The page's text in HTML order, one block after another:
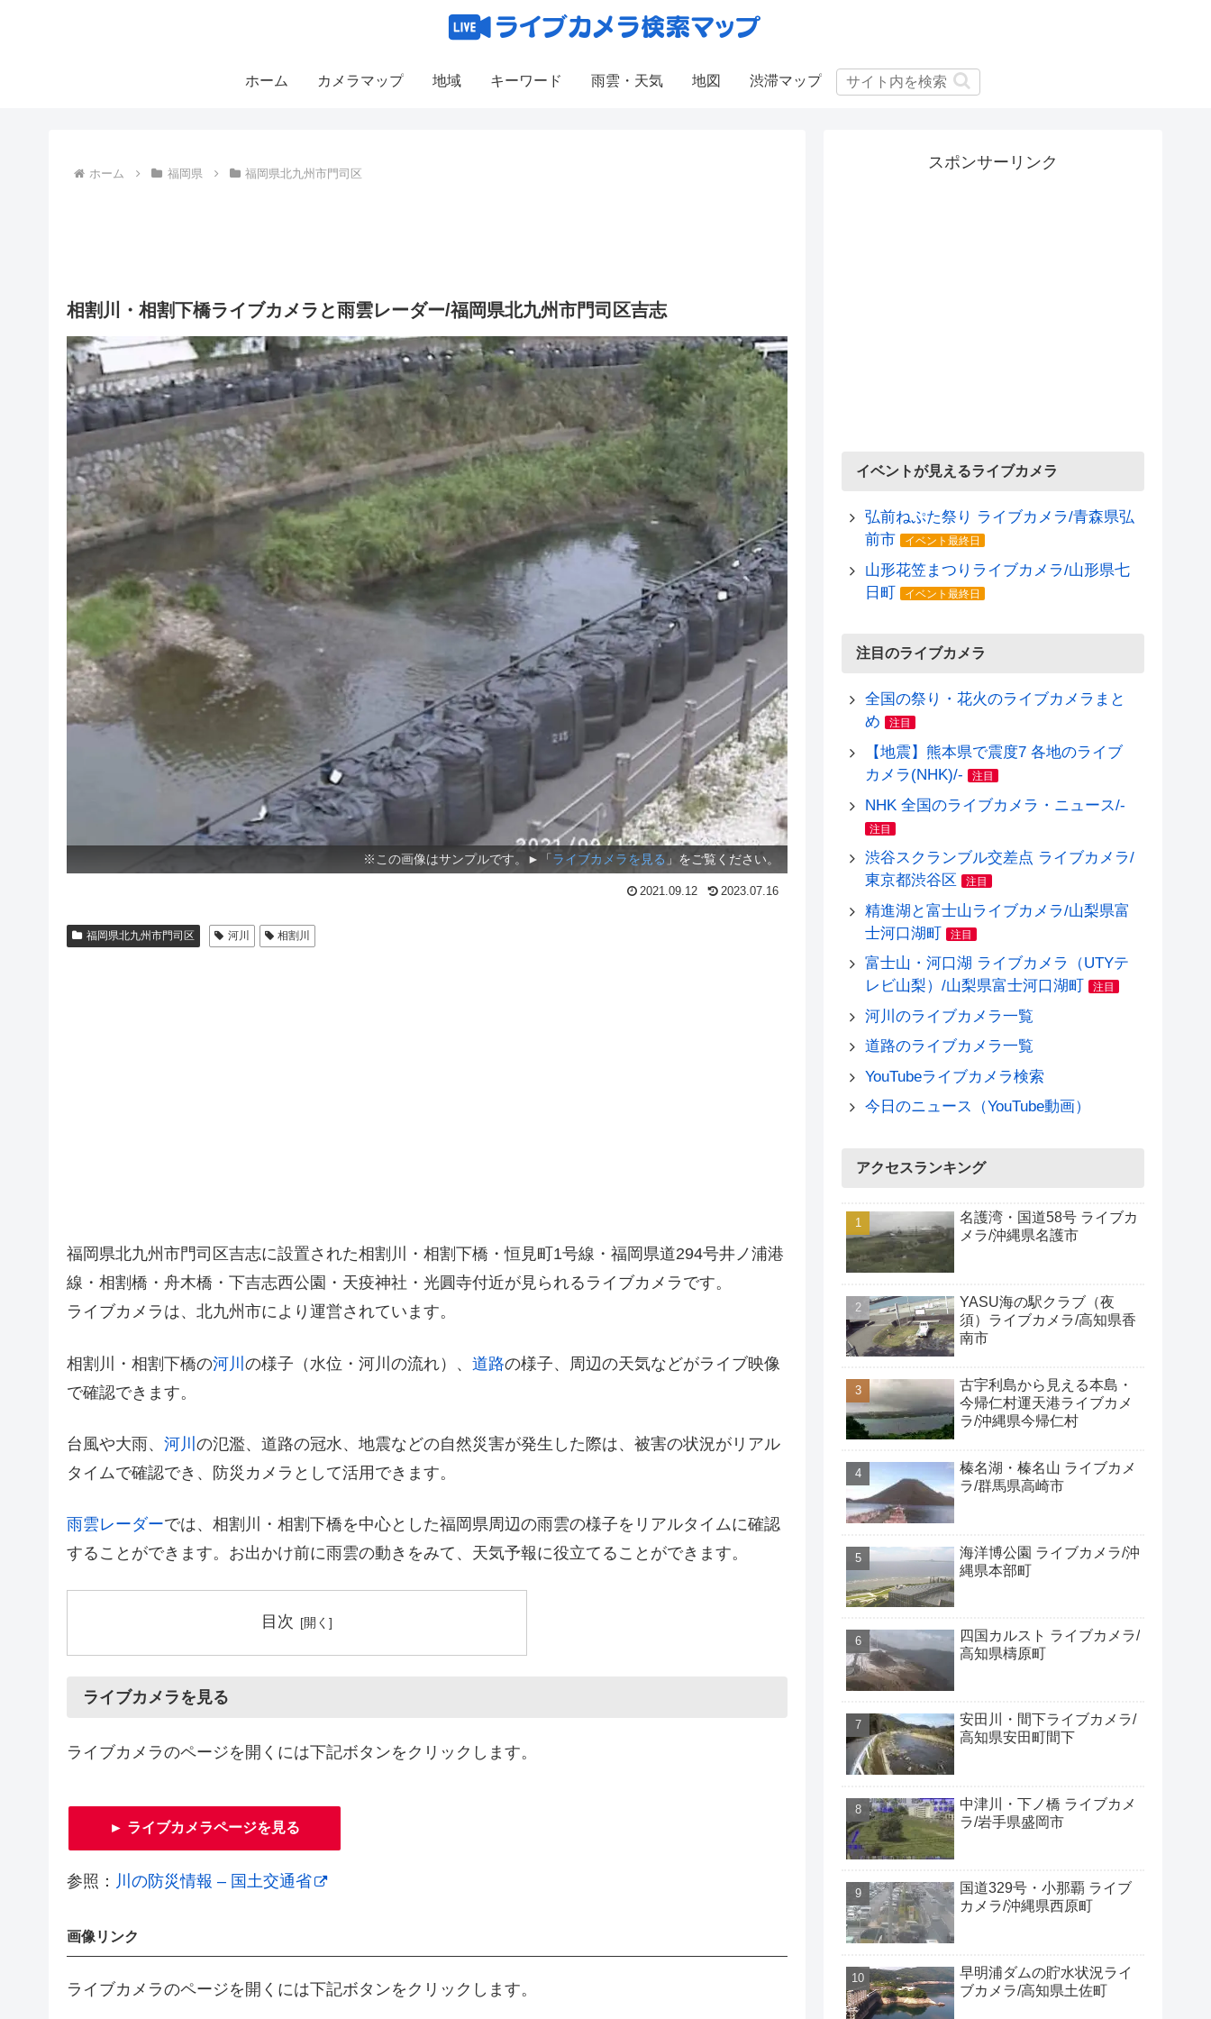
ホーム カメラマップ 地域 キーワード 雨雲・天気 地図 渋滞マップ
ホーム 福岡県 福岡県北九州市門司区
相割川・相割下橋ライブカメラと雨雲レーダー/福岡県北九州市門司区吉志
※この画像はサンプルです。►「 ライブカメラを見る」をご覧ください。
2021.09.12 2023.07.16
福岡県北九州市門司区 河川 相割川
福岡県北九州市門司区吉志に設置された相割川・相割下橋・恒見町1号線・福岡県道294号井ノ浦港
線・相割橋・舟木橋・下吉志西公園・天疫神社・光圓寺付近が見られるライブカメラです。
ライブカメラは、北九州市により運営されています。
相割川・相割下橋の河川 の様子（水位・河川の流れ）、 道路の様子、周辺の天気などがライブ映像
で確認できます。
台風や大雨、 河川 の氾濫、道路の冠水、地震などの自然災害が発生した際は、被害の状況がリアル
タイムで確認でき、防災カメラとして活用できます。
雨雲レーダーでは、相割川・相割下橋を中心とした福岡県周辺の雨雲の様子をリアルタイムに確認
することができます。お出かけ前に雨雲の動きをみて、天気予報に役立てることができます。
目次
ライブカメラを見る
ライブカメラのページを開くには下記ボタンをクリックします。
► ライブカメラページを見る
参照： 川の防災情報 – 国土交通省
画像リンク
ライブカメラのページを開くには下記ボタンをクリックします。
スポンサーリンク
イベントが見えるライブカメラ
弘前ねぷた祭り ライブカメラ/青森県弘
前市
イベント最終日
山形花笠まつりライブカメラ/山形県七
日町
イベント最終日
注目のライブカメラ
全国の祭り・花火のライブカメラまと
め
注目
【地震】熊本県で震度7 各地のライブ
カメラ(NHK)/-
注目
NHK 全国のライブカメラ・ニュース/-
注目
渋谷スクランブル交差点 ライブカメラ/
東京都渋谷区
注目
精進湖と富士山ライブカメラ/山梨県富
士河口湖町
注目
富士山・河口湖 ライブカメラ（UTYテ
レビ山梨）/山梨県富士河口湖町
注目
河川のライブカメラ一覧
道路のライブカメラ一覧
YouTubeライブカメラ検索
今日のニュース（YouTube動画）
アクセスランキング
名護湾・国道58号 ライブカ
メラ/沖縄県名護市
YASU海の駅クラブ（夜
須）ライブカメラ/高知県香
南市
古宇利島から見える本島・
今帰仁村運天港ライブカメ
ラ/沖縄県今帰仁村
榛名湖・榛名山 ライブカメ
ラ/群馬県高崎市
海洋博公園 ライブカメラ/沖
縄県本部町
四国カルスト ライブカメラ/
高知県檮原町
安田川・間下ライブカメラ/
高知県安田町間下
中津川・下ノ橋 ライブカメ
ラ/岩手県盛岡市
国道329号・小那覇 ライブ
カメラ/沖縄県西原町
早明浦ダムの貯水状況ライ
ブカメラ/高知県土佐町